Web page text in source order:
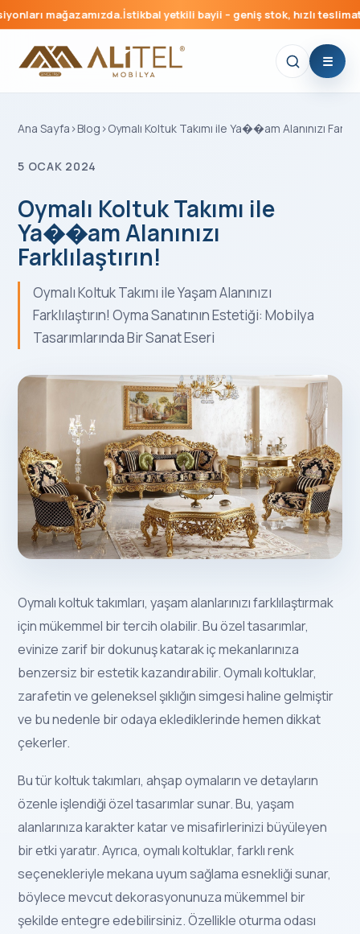
mağazamızda.İstikbal yetkili bayii – geniş stok, hızlı teslimat.
Ana Sayfa ›Blog ›Oymalı Koltuk Takımı ile Ya��am Alanınızı
5 OCAK 2024
Oymalı Koltuk Takımı ile
Ya��am Alanınızı
Farklılaştırın!
Oymalı Koltuk Takımı ile Yaşam Alanınızı
Farklılaştırın! Oyma Sanatının Estetiği: Mobilya
Tasarımlarında Bir Sanat Eseri
Oymalı koltuk takımları, yaşam alanlarınızı farklılaştırmak
için mükemmel bir tercih olabilir. Bu özel tasarımlar,
evinize zarif bir dokunuş katarak iç mekanlarınıza
benzersiz bir estetik kazandırabilir. Oymalı koltuklar,
zarafetin ve geleneksel şıklığın simgesi haline gelmiştir
ve bu nedenle bir odaya eklediklerinde hemen dikkat
çekerler.
Bu tür koltuk takımları, ahşap oymaların ve detayların
özenle işlendiği özel tasarımlar sunar. Bu, yaşam
alanlarınıza karakter katar ve misafirlerinizi büyüleyen
bir etki yaratır. Ayrıca, oymalı koltuklar, farklı renk
seçenekleriyle mekana uyum sağlama esnekliği sunar,
böylece mevcut dekorasyonunuza mükemmel bir
şekilde entegre edebilirsiniz. Özellikle oturma odası